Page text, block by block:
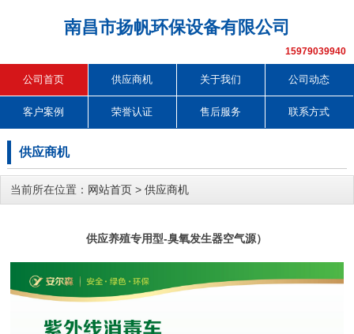
南昌市扬帆环保设备有限公司
15979039940
公司首页 供应商机 关于我们 公司动态
客户案例 荣誉认证 售后服务 联系方式
供应商机
当前所在位置： 网站首页 > 供应商机
供应养殖专用型-臭氧发生器空气源）